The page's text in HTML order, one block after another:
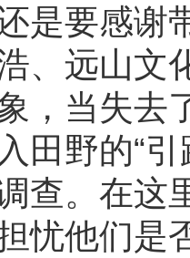
是要感
、远山文
，当失去
田野的“
查。在这
忧他们是